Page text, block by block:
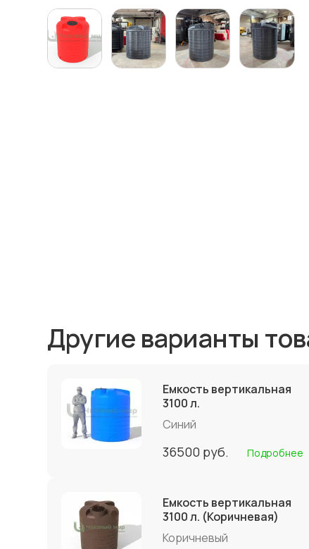
Другие варианты
Емкость вертикальная
3100 л.
Синий
36500 руб. Подробнее
Емкость вертикальная
3100 л. (Коричневая)
Коричневый